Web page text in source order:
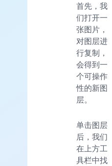
首先，我
们打开一
张图片，
对图层进
行复制，
会得到一
个可操作
性的新图
层。
单击图层
后，我们
在上方工
具栏中找